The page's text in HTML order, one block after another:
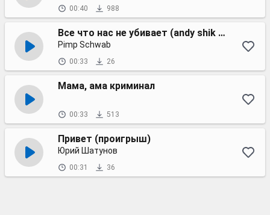
00:40 988
Все что нас не убивает (andy shik remix)
Pimp Schwab
00:33 26
Мама, ама криминал
00:33 513
Привет (проигрыш)
Юрий Шатунов
00:31 36